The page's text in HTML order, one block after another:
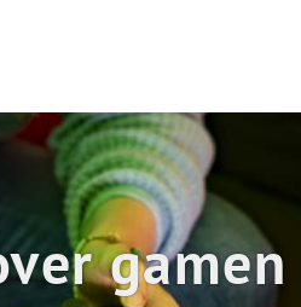
gamen